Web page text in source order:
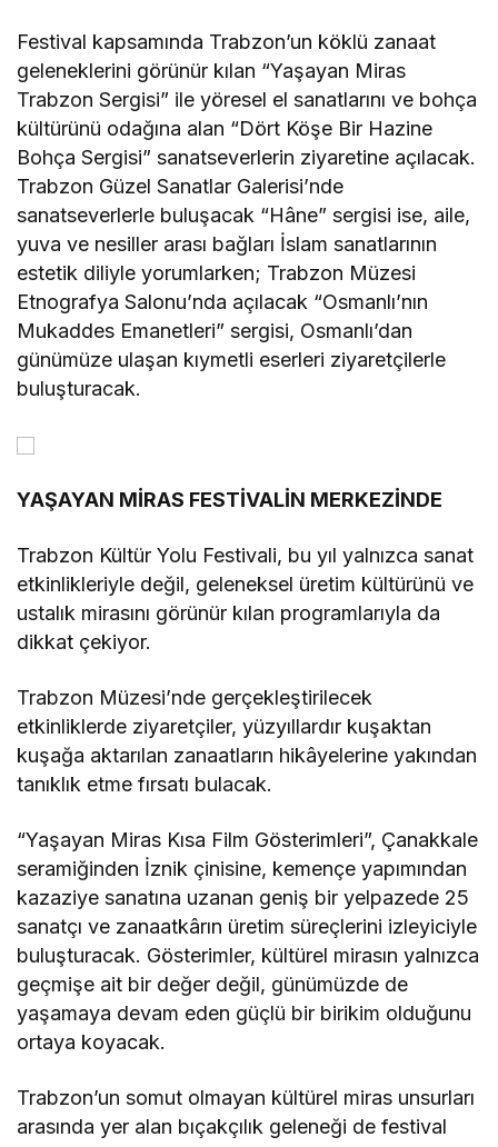
Festival kapsamında Trabzon’un köklü zanaat
geleneklerini görünür kılan “Yaşayan Miras
Trabzon Sergisi” ile yöresel el sanatlarını ve bohça
kültürünü odağına alan “Dört Köşe Bir Hazine
Bohça Sergisi” sanatseverlerin ziyaretine açılacak.
Trabzon Güzel Sanatlar Galerisi’nde
sanatseverlerle buluşacak “Hâne” sergisi ise, aile,
yuva ve nesiller arası bağları İslam sanatlarının
estetik diliyle yorumlarken; Trabzon Müzesi
Etnografya Salonu’nda açılacak “Osmanlı’nın
Mukaddes Emanetleri” sergisi, Osmanlı’dan
günümüze ulaşan kıymetli eserleri ziyaretçilerle
buluşturacak.
YAŞAYAN MİRAS FESTİVALİN MERKEZİNDE
Trabzon Kültür Yolu Festivali, bu yıl yalnızca sanat
etkinlikleriyle değil, geleneksel üretim kültürünü ve
ustalık mirasını görünür kılan programlarıyla da
dikkat çekiyor.
Trabzon Müzesi’nde gerçekleştirilecek
etkinliklerde ziyaretçiler, yüzyıllardır kuşaktan
kuşağa aktarılan zanaatların hikâyelerine yakından
tanıklık etme fırsatı bulacak.
“Yaşayan Miras Kısa Film Gösterimleri”, Çanakkale
seramiğinden İznik çinisine, kemençe yapımından
kazaziye sanatına uzanan geniş bir yelpazede 25
sanatçı ve zanaatkârın üretim süreçlerini izleyiciyle
buluşturacak. Gösterimler, kültürel mirasın yalnızca
geçmişe ait bir değer değil, günümüzde de
yaşamaya devam eden güçlü bir birikim olduğunu
ortaya koyacak.
Trabzon’un somut olmayan kültürel miras unsurları
arasında yer alan bıçakçılık geleneği de festival